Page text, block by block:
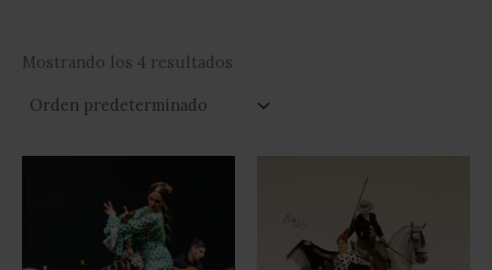
Mostrando los 4 resultados